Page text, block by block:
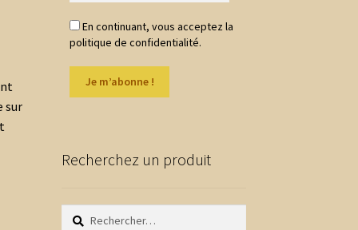
sur
En continuant, vous acceptez la
politique de confidentialité.
Recherchez un produit
Rechercher :